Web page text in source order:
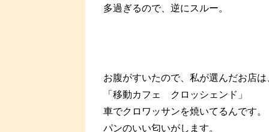
多過ぎるので、逆にスルー。
お腹がすいたので、私が選んだお店は
「移動カフェ クロッシェンド」
車でクロワッサンを焼いてるんです。
パンのいい匂いがします。